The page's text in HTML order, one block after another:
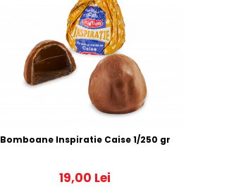
Bomboane Inspiratie Caise 1/250 gr
19,00 Lei